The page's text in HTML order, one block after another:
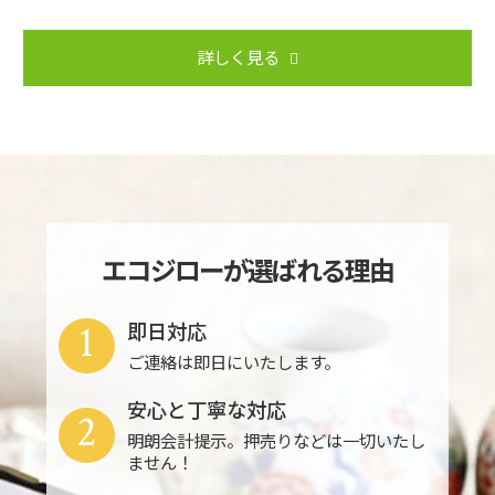
詳しく見る
エコジローが選ばれる理由
即日対応
ご連絡は即日にいたします。
1
安心と丁寧な対応
明朗会計提示。押売りなどは一切いたし
ません！
2